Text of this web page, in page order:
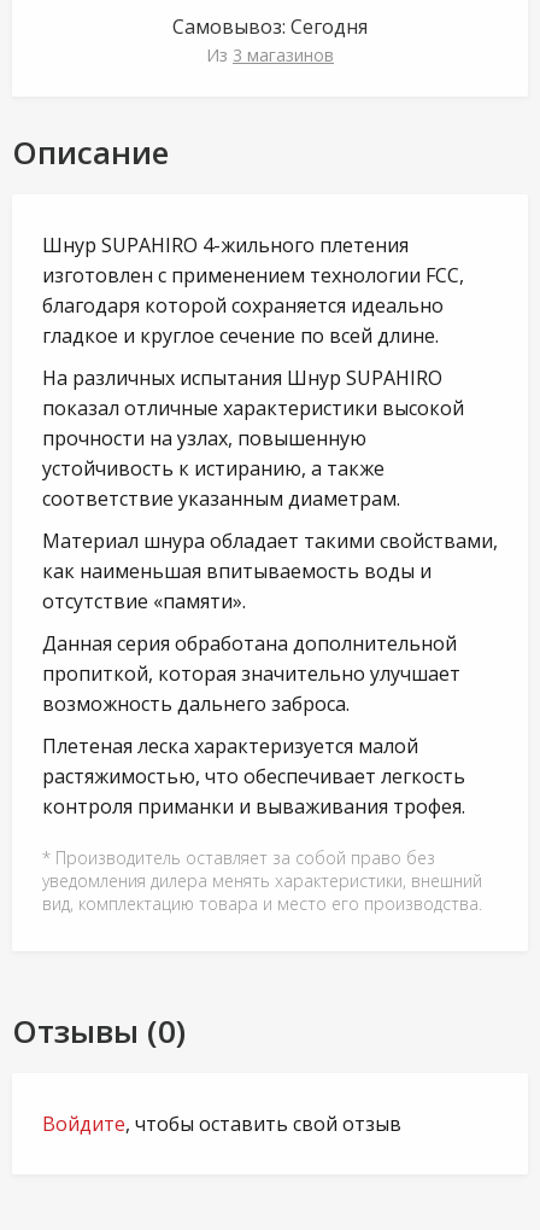
Самовывоз: Сегодня
Из 3 магазинов
Описание
Шнур SUPAHIRO 4-жильного плетения
изготовлен с применением технологии FCC,
благодаря которой сохраняется идеально
гладкое и круглое сечение по всей длине.
На различных испытания Шнур SUPAHIRO
показал отличные характеристики высокой
прочности на узлах, повышенную
устойчивость к истиранию, а также
соответствие указанным диаметрам.
Материал шнура обладает такими свойствами,
как наименьшая впитываемость воды и
отсутствие «памяти».
Данная серия обработана дополнительной
пропиткой, которая значительно улучшает
возможность дальнего заброса.
Плетеная леска характеризуется малой
растяжимостью, что обеспечивает легкость
контроля приманки и вываживания трофея.
* Производитель оставляет за собой право без
уведомления дилера менять характеристики, внешний
вид, комплектацию товара и место его производства.
Отзывы (0)
Войдите, чтобы оставить свой отзыв